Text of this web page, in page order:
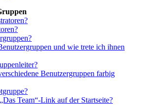
und wie trete ich ihnen
Benutzergruppen farbig
Team“-Link auf der Startseite?